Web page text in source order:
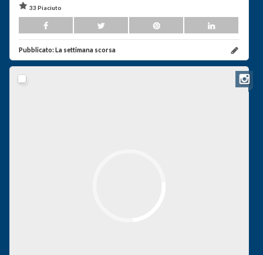
33 Piaciuto
Pubblicato:La settimana scorsa